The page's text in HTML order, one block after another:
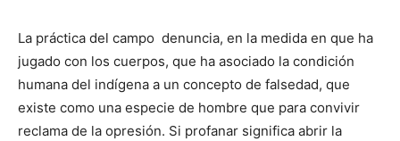
La práctica del campo denuncia, en la medida en que ha
jugado con los cuerpos, que ha asociado la condición
humana del indígena a un concepto de falsedad, que
existe como una especie de hombre que para convivir
reclama de la opresión. Si profanar significa abrir la